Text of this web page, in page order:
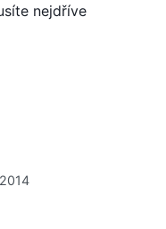
nejdříve